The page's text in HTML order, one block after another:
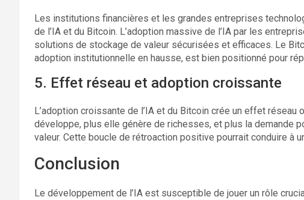
Les institutions financières et les grandes entreprises
de l’IA et du Bitcoin. L’adoption massive de l’IA par les
solutions de stockage de valeur sécurisées et efficaces. Le
adoption institutionnelle en hausse, est bien positionné pour
5. Effet réseau et adoption croissante
L’adoption croissante de l’IA et du Bitcoin crée un effet réseau
développe, plus elle génère de richesses, et plus la demande
valeur. Cette boucle de rétroaction positive pourrait conduire à
Conclusion
Le développement de l’IA est susceptible de jouer un rôle